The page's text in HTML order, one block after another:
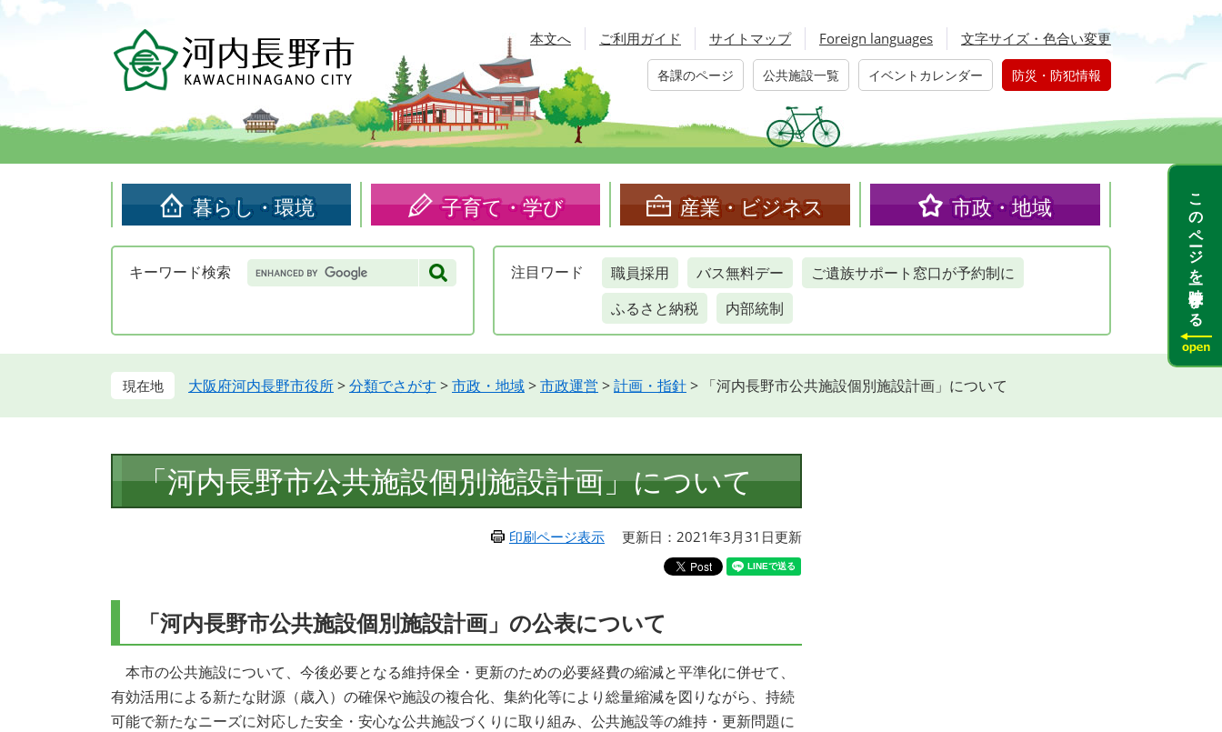
頭
す。
飛
し
本文へ ご利用ガイド サイトマップ Foreign languages 文字サイズ・色合い変更
各課のページ 公共施設一覧 イベントカレンダー 防災・防犯情報
暮らし・環境 子育て・学び 産業・ビジネス 市政・地域
キーワード検索 Google
カ
検
注目 ワード 職員採用 バス無料デー
ご遺族サポート窓口が予約制に
ふるさと納税
内部統制
大阪府河内長野市役所>分類でさがす >市政・地域>市政運営 >計画・指針> 「河内長野市公共施設個別施設計画」について
文
「河内長野市公共施設個別施設計画」について
印刷ページ表示 更新日：2021年3月31日更新
「河内長野市公共施設個別施設計画」の公表について
本市の公共施設について、今後必要となる維持保全・更新のための必要経費の縮減と平準化に併せて、
有効活用による新たな財源（歳入）の確保や施設の複合化、集約化等により総量縮減を図りながら、持続
可能で新たなニーズに対応した安全・安心な公共施設づくりに取り組み、公共施設等の維持・更新問題に
このページを一時保存する